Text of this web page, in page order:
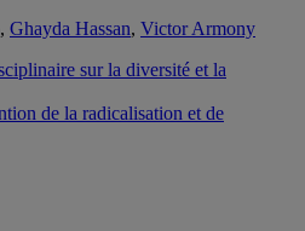
Ghayda Hassan, Victor Armony